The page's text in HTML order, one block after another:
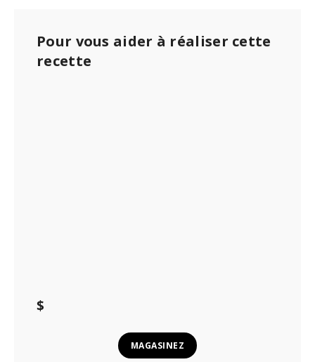
Pour vous aider à réaliser cette
recette
$
MAGASINEZ